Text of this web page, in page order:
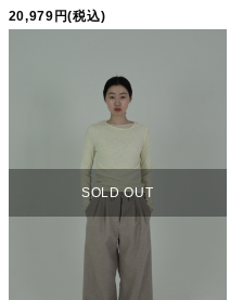
20,979円(税込)
SOLD OUT